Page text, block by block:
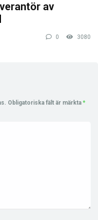
av
0 3080
Obligatoriska fält är märkta *